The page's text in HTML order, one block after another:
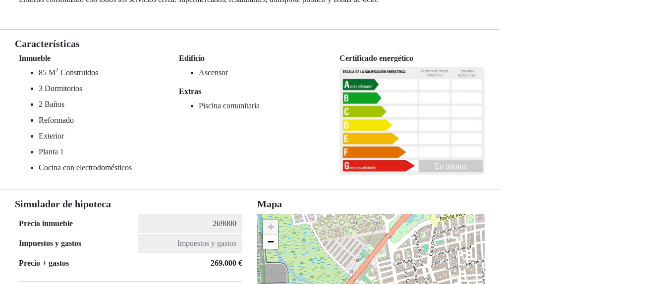
Características
Inmueble
85 M2 Construidos
3 Dormitorios
2 Baños
Reformado
Exterior
Planta 1
Cocina con electrodomésticos
Edificio
Ascensor
Extras
Piscina comunitaria
Certificado energético
En trámite
Simulador de hipoteca
Precio inmueble
Impuestos y gastos
Precio + gastos 269.000 €
Mapa
+
−